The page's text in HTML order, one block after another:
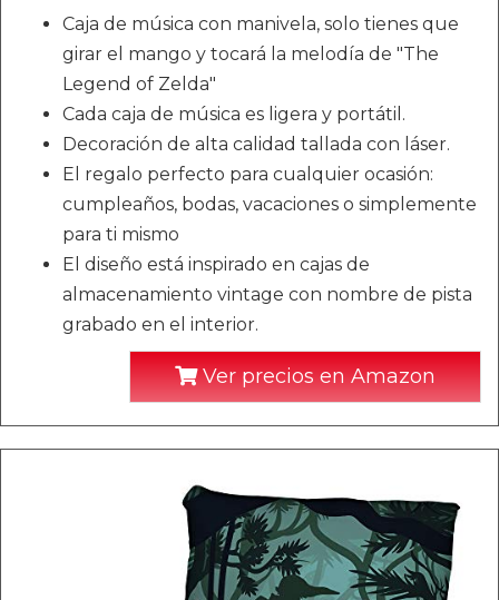
Caja de música con manivela, solo tienes que
girar el mango y tocará la melodía de "The
Legend of Zelda"
Cada caja de música es ligera y portátil.
Decoración de alta calidad tallada con láser.
El regalo perfecto para cualquier ocasión:
cumpleaños, bodas, vacaciones o simplemente
para ti mismo
El diseño está inspirado en cajas de
almacenamiento vintage con nombre de pista
grabado en el interior.
Ver precios en Amazon